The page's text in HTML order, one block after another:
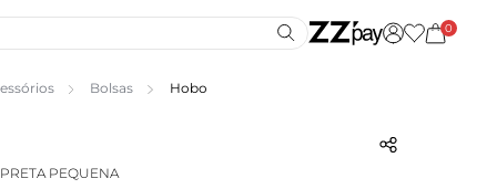
0
Bolsas Hobo
PEQUENA